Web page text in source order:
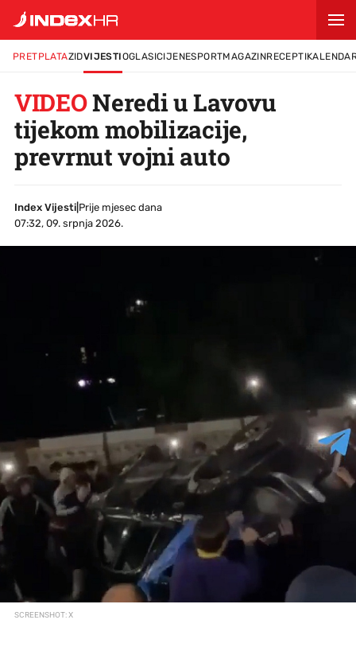
PRETPLATAZIDVIJESTIOGLASICIJENESPORTMAGAZINRECEPTI
VIDEONeredi u Lavovu
tijekom mobilizacije,
prevrnut vojni auto
Index Vijesti
Prije mjesec dana
07:32, 09. srpnja 2026.
SCREENSHOT: X